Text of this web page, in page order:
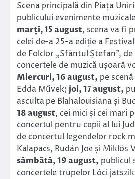
Scena principală din Piața
publicului evenimente
marți, 15 august, scena va fi
celei de-a 25-a ediție a
de Folclor „Sfântul Ștefan”,
concertele de muzică ușoară
Miercuri, 16 august, pe
Edda Művek; joi, 17 august,
asculta pe Blahalouisiana și
18 august, cei mici și cei mari
concertul pentru copii al lui
de concertul legendelor rock
Kalapacs, Rudán Joe și Miklós
sâmbătă, 19 august, publicul
concertele trupelor Lóci